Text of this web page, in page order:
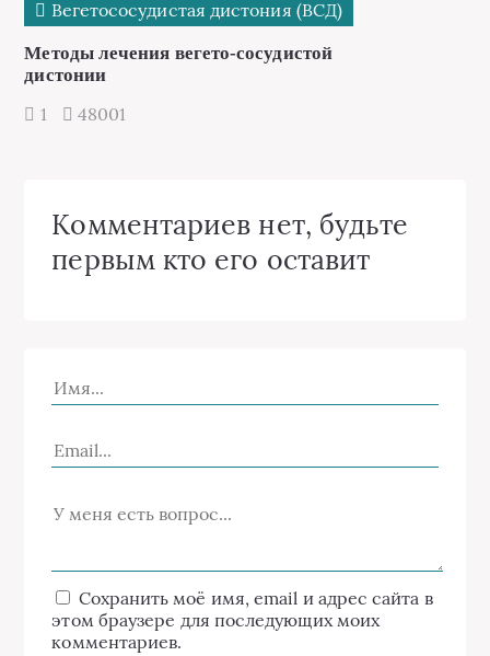
Вегетососудистая дистония (ВСД)
Методы лечения вегето-сосудистой
дистонии
1 48001
Комментариев нет, будьте
первым кто его оставит
Сохранить моё имя, email и адрес сайта в
этом браузере для последующих моих
комментариев.